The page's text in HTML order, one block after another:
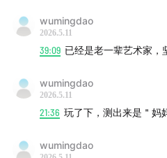
本期《Web Worker》是一期
嘉宾围绕近期流行的“xxTI”人
工作年限、职场经验变化、AI
边界消失、AI Coding 实践，
整体气质比较轻松、吐槽感强
wumingdao
2026.5.11
39:09 已经是老一辈艺术家，
wumingdao
2026.5.11
21:36 玩了下，测出来是＂妈
wumingdao